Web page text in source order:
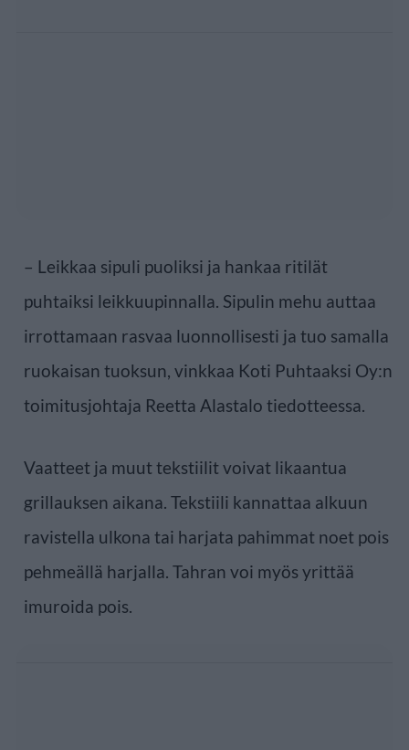
– Leikkaa sipuli puoliksi ja hankaa ritilät
puhtaiksi leikkuupinnalla. Sipulin mehu auttaa
irrottamaan rasvaa luonnollisesti ja tuo samalla
ruokaisan tuoksun, vinkkaa Koti Puhtaaksi Oy:n
toimitusjohtaja Reetta Alastalo tiedotteessa.
Vaatteet ja muut tekstiilit voivat likaantua
grillauksen aikana. Tekstiili kannattaa alkuun
ravistella ulkona tai harjata pahimmat noet pois
pehmeällä harjalla. Tahran voi myös yrittää
imuroida pois.